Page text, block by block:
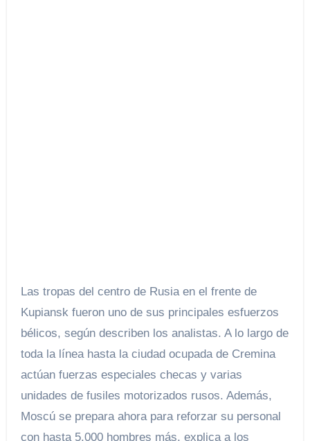
Las tropas del centro de Rusia en el frente de
Kupiansk fueron uno de sus principales esfuerzos
bélicos, según describen los analistas. A lo largo de
toda la línea hasta la ciudad ocupada de Cremina
actúan fuerzas especiales checas y varias
unidades de fusiles motorizados rusos. Además,
Moscú se prepara ahora para reforzar su personal
con hasta 5.000 hombres más, explica a los